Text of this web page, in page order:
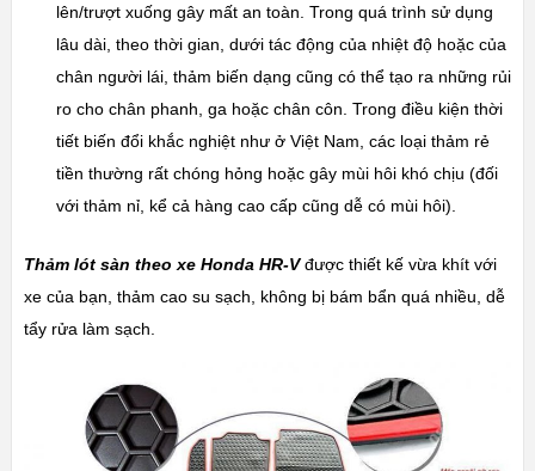
lên/trượt xuống gây mất an toàn. Trong quá trình sử dụng
lâu dài, theo thời gian, dưới tác động của nhiệt độ hoặc của
chân người lái, thảm biến dạng cũng có thể tạo ra những rủi
ro cho chân phanh, ga hoặcchân côn. Trong điều kiện thời
tiết biến đổi khắc nghiệt như ở Việt Nam, các loại thảm rẻ
tiền thường rất chóng hỏng hoặc gây mùi hôi khó chịu (đối
với thảm nỉ, kể cả hàng cao cấp cũng dễ có mùi hôi).
Thảm lót sàn theo xe Honda HR-Vđược thiết kế vừa khít với
xe của bạn, thảm cao su sạch, không bị bám bẩn quá nhiều, dễ
tẩy rửa làm sạch.